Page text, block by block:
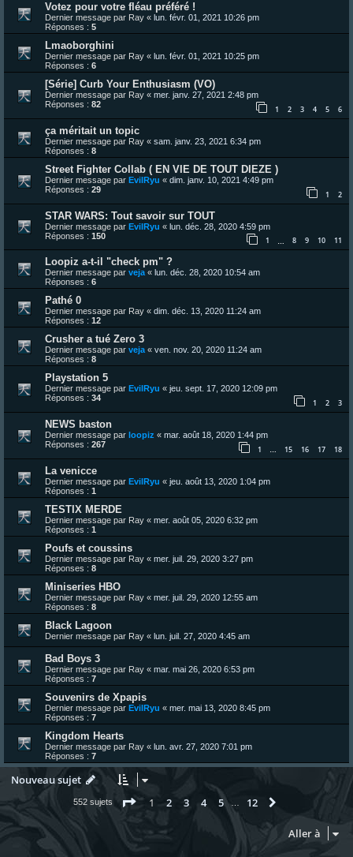
Votez pour votre fléau préféré !
Dernier message par Ray « lun. févr. 01, 2021 10:26 pm
Réponses : 5
Lmaoborghini
Dernier message par Ray « lun. févr. 01, 2021 10:25 pm
Réponses : 6
[Série] Curb Your Enthusiasm (VO)
Dernier message par Ray « mer. janv. 27, 2021 2:48 pm
Réponses : 82 1 2 3 4 5 6
ça méritait un topic
Dernier message par Ray « sam. janv. 23, 2021 6:34 pm
Réponses : 8
Street Fighter Collab ( EN VIE DE TOUT DIEZE )
Dernier message par EvilRyu « dim. janv. 10, 2021 4:49 pm
Réponses : 29 1 2
STAR WARS: Tout savoir sur TOUT
Dernier message par EvilRyu « lun. déc. 28, 2020 4:59 pm
Réponses : 150 1 8 9 10 11
Loopiz a-t-il "check pm" ?
Dernier message par veja « lun. déc. 28, 2020 10:54 am
Réponses : 6
Pathé 0
Dernier message par Ray « dim. déc. 13, 2020 11:24 am
Réponses : 12
Crusher a tué Zero 3
Dernier message par veja « ven. nov. 20, 2020 11:24 am
Réponses : 8
Playstation 5
Dernier message par EvilRyu « jeu. sept. 17, 2020 12:09 pm
Réponses : 34 1 2 3
NEWS baston
Dernier message par loopiz « mar. août 18, 2020 1:44 pm
Réponses : 267 1 … 15 16 17 18
La venicce
Dernier message par EvilRyu « jeu. août 13, 2020 1:04 pm
Réponses : 1
TESTIX MERDE
Dernier message par Ray « mer. août 05, 2020 6:32 pm
Réponses : 1
Poufs et coussins
Dernier message par Ray « mer. juil. 29, 2020 3:27 pm
Réponses : 8
Miniseries HBO
Dernier message par Ray « mer. juil. 29, 2020 12:55 am
Réponses : 8
Black Lagoon
Dernier message par Ray « lun. juil. 27, 2020 4:45 am
Bad Boys 3
Dernier message par Ray « mar. mai 26, 2020 6:53 pm
Réponses : 7
Souvenirs de Xpapis
Dernier message par EvilRyu « mer. mai 13, 2020 8:45 pm
Réponses : 7
Kingdom Hearts
Dernier message par Ray « lun. avr. 27, 2020 7:01 pm
Réponses : 7
Nouveau sujet
552 sujets Page 1sur12
1 2 3 4 5 12
Aller à